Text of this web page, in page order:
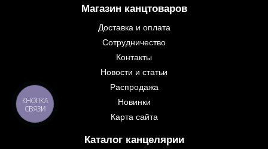
Магазин канцтоваров
Доставка и оплата
Сотрудничество
Контакты
Новости и статьи
Распродажа
Новинки
Карта сайта
Каталог канцелярии
КНОПКА
СВЯЗИ